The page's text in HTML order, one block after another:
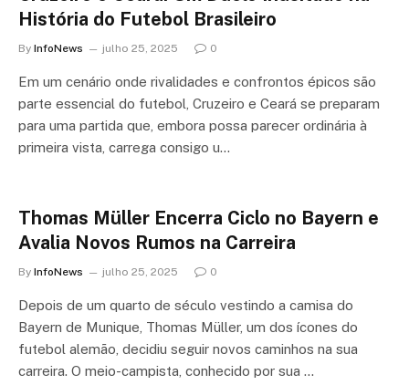
História do Futebol Brasileiro
By InfoNews julho 25, 2025 0
Em um cenário onde rivalidades e confrontos épicos são
parte essencial do futebol, Cruzeiro e Ceará se preparam
para uma partida que, embora possa parecer ordinária à
primeira vista, carrega consigo u…
Thomas Müller Encerra Ciclo no Bayern e
Avalia Novos Rumos na Carreira
By InfoNews julho 25, 2025 0
Depois de um quarto de século vestindo a camisa do
Bayern de Munique, Thomas Müller, um dos ícones do
futebol alemão, decidiu seguir novos caminhos na sua
carreira. O meio-campista, conhecido por sua …